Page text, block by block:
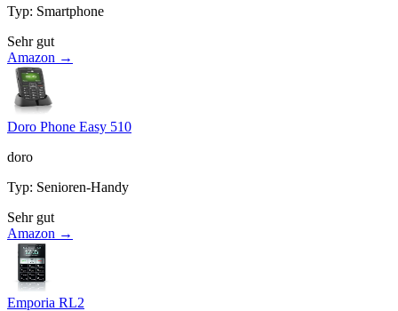
Typ: Smartphone
Sehr gut
Amazon →
Doro Phone Easy 510
doro
Typ: Senioren-Handy
Sehr gut
Amazon →
Emporia RL2